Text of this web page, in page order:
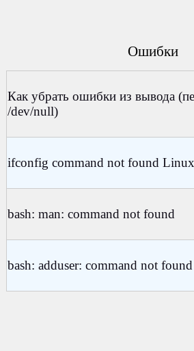
Ошибки
Как убрать ошибки из вывода
/dev/null)
ifconfig command not found Linux
bash: man: command not found
bash: adduser: command not found